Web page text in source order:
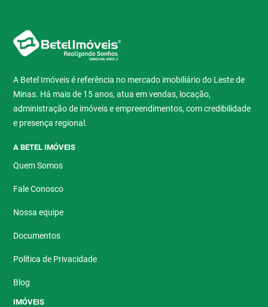
A Betel Imóveis é referência no mercado imobiliário do Leste de
Minas. Há mais de 15 anos, atua em vendas, locação,
administração de imóveis e empreendimentos, com credibilidade
e presença regional.
A BETEL IMÓVEIS
Quem Somos
Fale Conosco
Nossa equipe
Documentos
Política de Privacidade
Blog
IMÓVEIS